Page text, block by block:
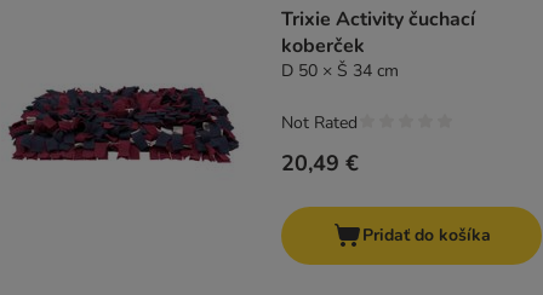
Trixie Activity čuchací
koberček
D 50 × Š 34 cm
20,49 €
Not Rated
Pridať do košíka